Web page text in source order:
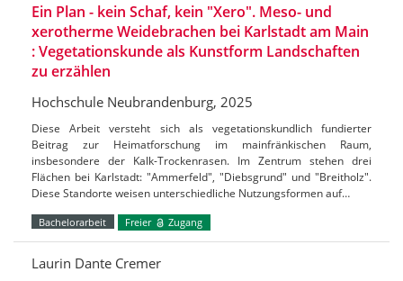
Ein Plan - kein Schaf, kein "Xero". Meso- und
xerotherme Weidebrachen bei Karlstadt am Main
: Vegetationskunde als Kunstform Landschaften
zu erzählen
Hochschule Neubrandenburg, 2025
Diese Arbeit versteht sich als vegetationskundlich fundierter
Beitrag zur Heimatforschung im mainfränkischen Raum,
insbesondere der Kalk-Trockenrasen. Im Zentrum stehen drei
Flächen bei Karlstadt: "Ammerfeld", "Diebsgrund" und "Breitholz".
Diese Standorte weisen unterschiedliche Nutzungsformen auf…
Bachelorarbeit Freier Zugang
Laurin Dante Cremer